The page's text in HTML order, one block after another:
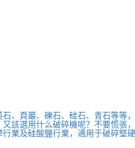
、頁巖、礫石、硅石、青石等
該選用什么破碎機呢？不要慌
業及硅酸鹽行業，適用于破碎